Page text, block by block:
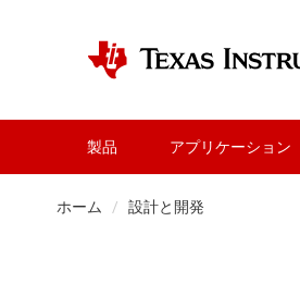
製品 アプリケーション
ホーム 設計と開発